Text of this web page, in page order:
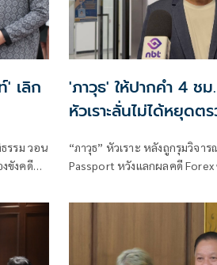
เลิก
รรม วอน
ขังคดี
'ภาวุธ' ให้ปากคำ 4 ช
หัวเราะลั่นไม่ได้หยุดต
“ภาวุธ” หัวเราะ หลังถูกรุมวิจาร
Passport หวังแลกผลคดี Forex
ภารกิจงานประชุมคณะอนุฯหลา
สส.รายอื่นของพรรคประชาชน